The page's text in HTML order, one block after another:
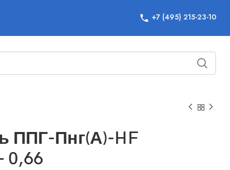
+7 (495) 215-23-10
ППГ-Пнг(А)-HF
0,66